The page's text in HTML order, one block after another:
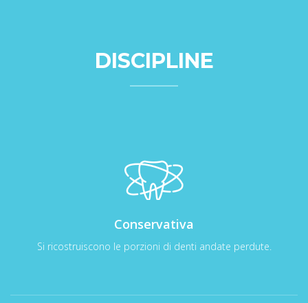
DISCIPLINE
Conservativa
Si ricostruiscono le porzioni di denti andate perdute.